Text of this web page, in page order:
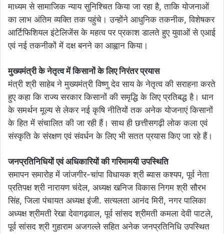
माध्यम से सामाजिक न्याय सुनिश्चित किया जा रहा है, ताकि योजनाओं
का लाभ अंतिम व्यक्ति तक पहुंचे। उन्होंने आधुनिक तकनीक, विशेषकर
आर्टिफिशियल इंटेलिजेंस के महत्व पर प्रकाश डालते हुए युवाओं से एआई
एवं नई तकनीकों में दक्ष बनने का आह्वान किया।
मुख्यमंत्री के नेतृत्व में किसानों के लिए निरंतर प्रयास
मंत्री श्री साहेब ने मुख्यमंत्री विष्णु देव साय के नेतृत्व की सराहना करते
हुए कहा कि राज्य सरकार किसानों की समृद्धि के लिए प्रतिबद्ध है। धान
के समर्थन मूल्य से लेकर नई कृषि नीतियों तक अनेक योजनाएं किसानों
के हित में संचालित की जा रही हैं। साथ ही छत्तीसगढ़ी लोक कला एवं
संस्कृति के संरक्षण एवं संवर्धन के लिए भी सतत प्रयास किए जा रहे हैं।
जनप्रतिनिधियों एवं अधिकारियों की गरिमामयी उपस्थिति
समापन समारोह में जांजगीर-चांपा विधायक श्री ब्यास कश्यप, पूर्व नेता
प्रतिपक्ष श्री नारायण चंदेल, अध्यक्ष खनिज विकास निगम श्री सौरभ
सिंह, जिला पंचायत अध्यक्ष इंजी. सत्यलता आनंद मिरी, नगर पालिका
अध्यक्ष श्रीमती रेखा देवागढ़वाल, पूर्व सांसद श्रीमती कमला देवी पाटले,
पूर्व सांसद श्री गुहाराम अजगल्ले सहित अनेक जनप्रतिनिधि उपस्थित